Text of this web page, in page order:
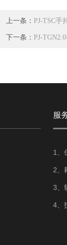
上一条： PJ-TSC手
下一条： PJ-
服
1、
2、
3、
4、